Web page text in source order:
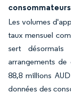
consommateurs
Les volumes
taux mensuel
sert désormais
arrangements de
88,8 millions
données des